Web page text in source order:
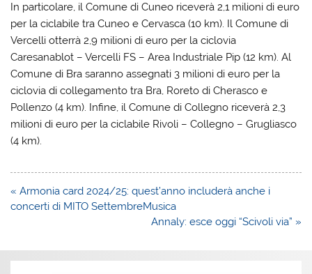
In particolare, il Comune di Cuneo riceverà 2,1 milioni di euro
per la ciclabile tra Cuneo e Cervasca (10 km). Il Comune di
Vercelli otterrà 2,9 milioni di euro per la ciclovia
Caresanablot – Vercelli FS – Area Industriale Pip (12 km). Al
Comune di Bra saranno assegnati 3 milioni di euro per la
ciclovia di collegamento tra Bra, Roreto di Cherasco e
Pollenzo (4 km). Infine, il Comune di Collegno riceverà 2,3
milioni di euro per la ciclabile Rivoli – Collegno – Grugliasco
(4 km).
Navigazione
articoli
« Armonia card 2024/25: quest’anno includerà anche i
concerti di MITO SettembreMusica
Annaly: esce oggi “Scivoli via” »